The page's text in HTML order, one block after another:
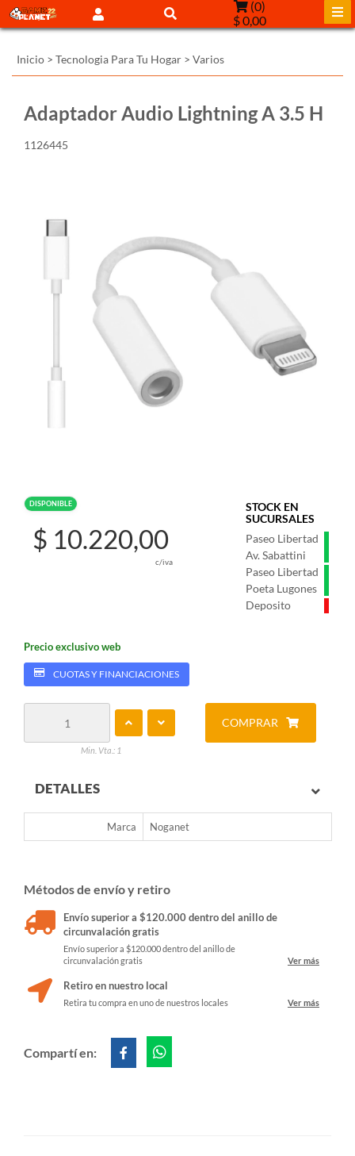
(0)
$ 0,00
Inicio > Tecnologia Para Tu Hogar > Varios
Adaptador Audio Lightning A 3.5 H
1126445
DISPONIBLE
STOCK EN
SUCURSALES
Paseo Libertad
Av. Sabattini
Paseo Libertad
Poeta Lugones
Deposito
$ 10.220,00
c/iva
Precio exclusivo web
CUOTAS Y FINANCIACIONES
Min. Vta.: 1
COMPRAR
DETALLES
Marca Noganet
Métodos de envío y retiro
Envío superior a $120.000 dentro del anillo de
circunvalación gratis
Envío superior a $120.000 dentro del anillo de
circunvalación gratis
Ver más
Retiro en nuestro local
Retira tu compra en uno de nuestros locales Ver más
Compartí en: